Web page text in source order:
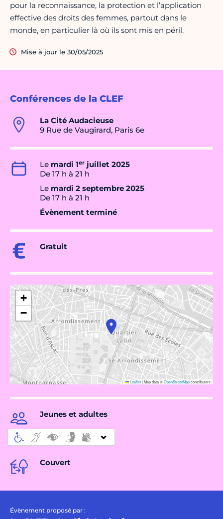
Conférences de la CLEF
La Cité Audacieuse
9 Rue de Vaugirard, Paris 6e
Le mardi 1er juillet 2025
De 17 h à 21 h
Le mardi 2 septembre 2025
De 17 h à 21 h
Évènement terminé
Gratuit
+
−
Leaflet|Map data ©OpenStreetMapcontributors
Jeunes et adultes
Couvert
Évènement proposé par :
pour la reconnaissance, la protection et l’application
effective des droits des femmes, partout dans le
monde, en particulier là où ils sont mis en péril.
Mise à jour le 30/05/2025